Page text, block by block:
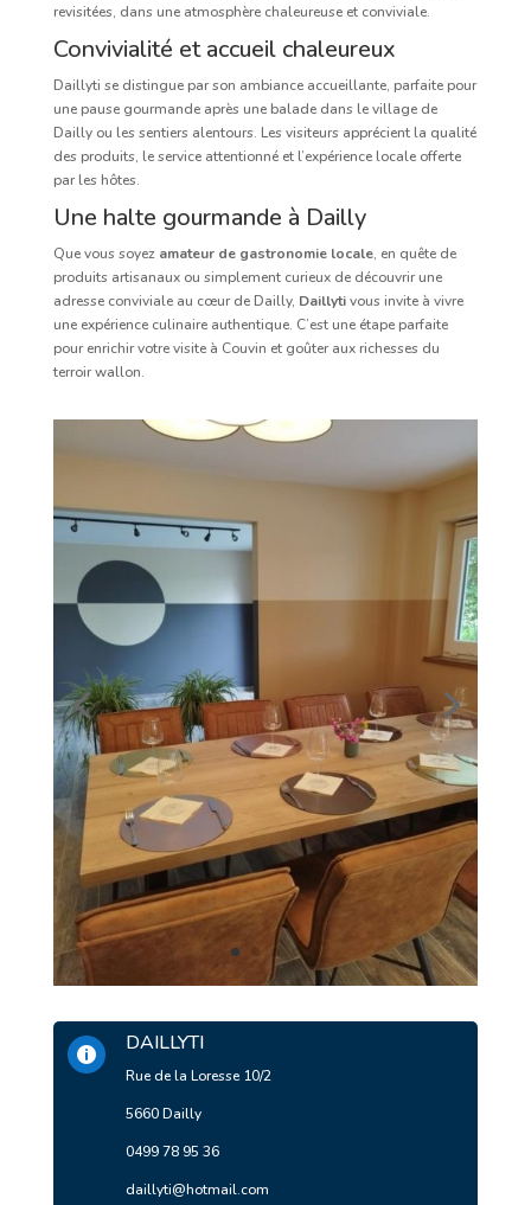
revisitées, dans une atmosphère chaleureuse et conviviale.
Convivialité et accueil chaleureux
Daillyti se distingue par son ambiance accueillante, parfaite pour
une pause gourmande après une balade dans le village de
Dailly ou les sentiers alentours. Les visiteurs apprécient la qualité
des produits, le service attentionné et l’expérience locale offerte
par les hôtes.
Une halte gourmande à Dailly
Que vous soyez amateur de gastronomie locale, en quête de
produits artisanaux ou simplement curieux de découvrir une
adresse conviviale au cœur de Dailly, Daillytivous invite à vivre
une expérience culinaire authentique. C’est une étape parfaite
pour enrichir votre visite à Couvin et goûter aux richesses du
terroir wallon.
 DAILLYTI
Rue de la Loresse 10/2
5660 Dailly
0499 78 95 36
daillyti@hotmail.com